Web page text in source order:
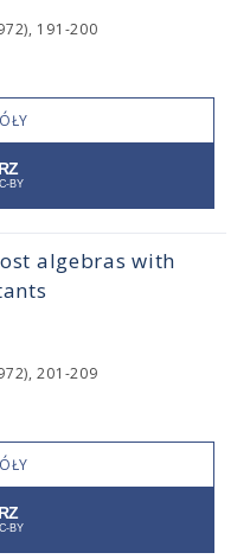
191-200
algebras with
201-209